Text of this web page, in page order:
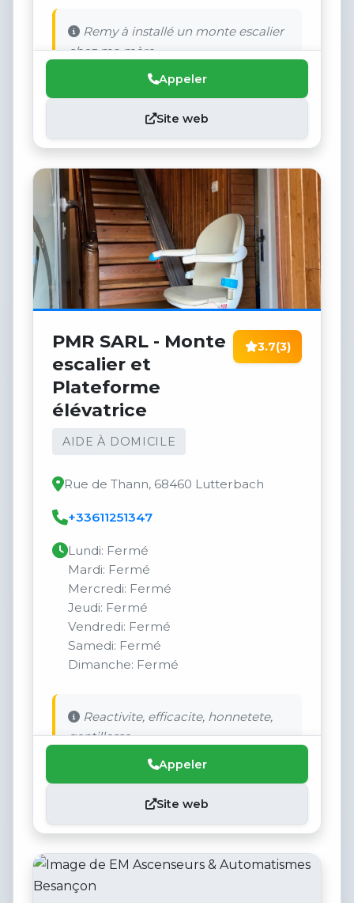
Remy à installé un monte escalier
chez ma mère.
Appeler
Site web
PMR SARL - Monte
escalier et
Plateforme
élévatrice
AIDE À DOMICILE
3.7(3)
Rue de Thann, 68460 Lutterbach
+33611251347
Lundi: Fermé
Mardi: Fermé
Mercredi: Fermé
Jeudi: Fermé
Vendredi: Fermé
Samedi: Fermé
Dimanche: Fermé
Reactivite, efficacite, honnetete,
gentillesse.
Appeler
Site web